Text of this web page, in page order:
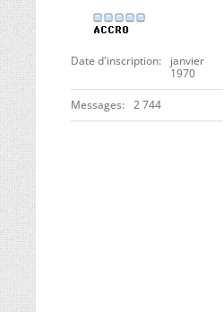
Date d'inscription
janvier
1970
Messages 2 744